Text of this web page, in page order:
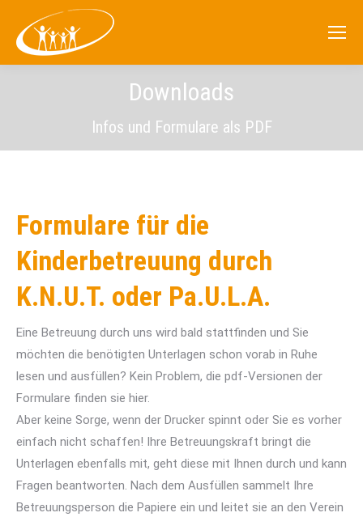
Downloads
Infos und Formulare als PDF
Formulare für die
Kinderbetreuung durch
K.N.U.T. oder Pa.U.L.A.
Eine Betreuung durch uns wird bald stattfinden und Sie
möchten die benötigten Unterlagen schon vorab in Ruhe
lesen und ausfüllen? Kein Problem, die pdf-Versionen der
Formulare finden sie hier.
Aber keine Sorge, wenn der Drucker spinnt oder Sie es vorher
einfach nicht schaffen! Ihre Betreuungskraft bringt die
Unterlagen ebenfalls mit, geht diese mit Ihnen durch und kann
Fragen beantworten. Nach dem Ausfüllen sammelt Ihre
Betreuungsperson die Papiere ein und leitet sie an den Verein